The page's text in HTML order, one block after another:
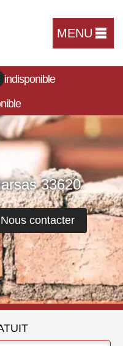
MENU
indisponible
33620
Nous contacter